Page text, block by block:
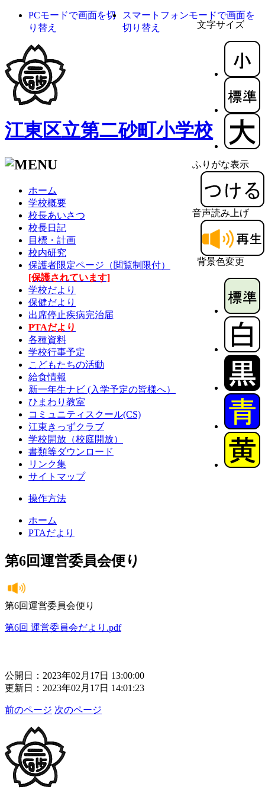
文字サイズ
ふりがな表示
音声読み上げ
背景色変更
PCモードで画面を切
り替え
スマートフォンモードで画面を
切り替え
江東区立第二砂町小学校
ホーム
学校概要
校長あいさつ
校長日記
目標・計画
校内研究
保護者限定ページ（閲覧制限付）
[保護されています]
学校だより
保健だより
出席停止疾病完治届
PTAだより
各種資料
学校行事予定
こどもたちの活動
給食情報
新一年生ナビ (入学予定の皆様へ）
ひまわり教室
コミュニティスクール(CS)
江東きっずクラブ
学校開放（校庭開放）
書類等ダウンロード
リンク集
サイトマップ
操作方法
ホーム
PTAだより
第6回運営委員会便り
第6回運営委員会便り
第6回 運営委員会だより.pdf
公開日：2023年02月17日 13:00:00
更新日：2023年02月17日 14:01:23
前のページ 次のページ